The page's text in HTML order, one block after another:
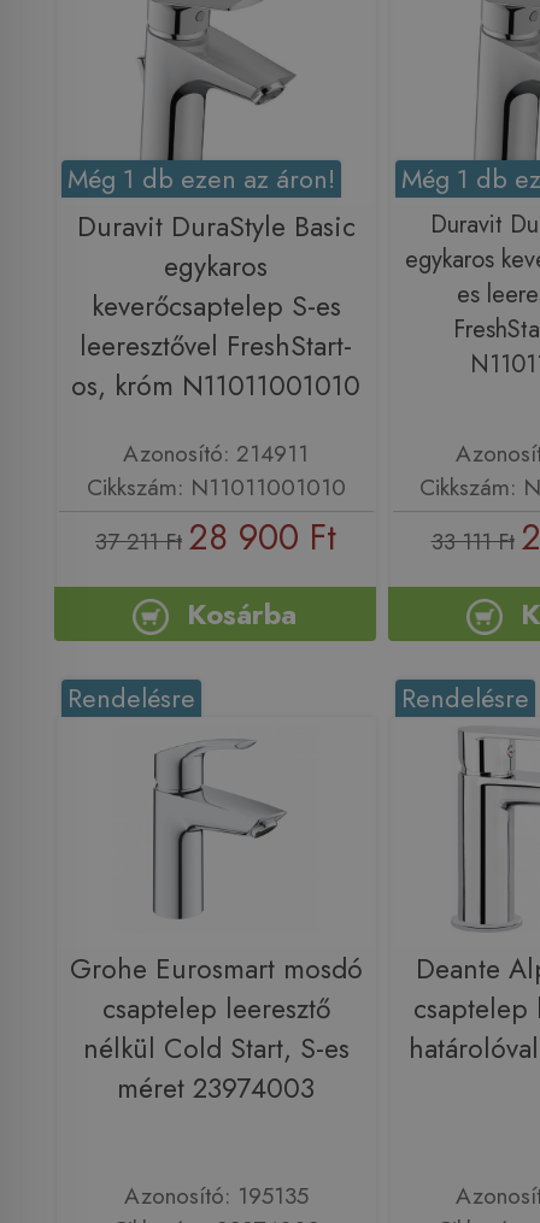
Még 1 db ezen az áron!
Duravit DuraStyle Basic
egykaros
keverőcsaptelep S-es
leeresztővel FreshStart-
os, króm N11011001010
Azonosító: 214911
Cikkszám: N11011001010
37 211 Ft 28 900 Ft
Kosárba
Még 1 db
Duravit
egykaros
es
Cikkszám:
33 111 Ft
Rendelésre
Grohe Eurosmart mosdó
csaptelep leeresztő
nélkül Cold Start, S-es
méret 23974003
Azonosító: 195135
Rendelésre
Deante
csaptelep